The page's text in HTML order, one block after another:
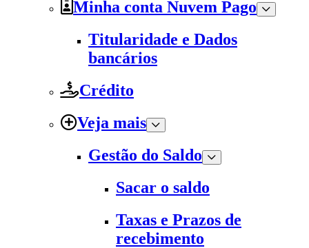
Minha conta Nuvem Pago
Titularidade e Dados
bancários
Crédito
Veja mais
Gestão do Saldo
Sacar o saldo
Taxas e Prazos de
recebimento